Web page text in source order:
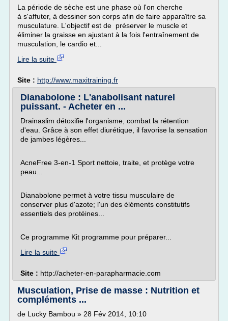
La période de sèche est une phase où l'on cherche
à s'affuter, à dessiner son corps afin de faire apparaître sa
musculature. L'objectif est de préserver le muscle et
éliminer la graisse en ajustant à la fois l'entraînement de
musculation, le cardio et...
Lire la suite
Site : http://www.maxitraining.fr
Dianabolone : L'anabolisant naturel
puissant. - Acheter en ...
Drainaslim détoxifie l'organisme, combat la rétention
d'eau. Grâce à son effet diurétique, il favorise la sensation
de jambes légères...
AcneFree 3-en-1 Sport nettoie, traite, et protège votre
peau...
Dianabolone permet à votre tissu musculaire de
conserver plus d'azote; l'un des éléments constitutifs
essentiels des protéines...
Ce programme Kit programme pour préparer...
Lire la suite
Site : http://acheter-en-parapharmacie.com
Musculation, Prise de masse : Nutrition et
compléments ...
de Lucky Bambou » 28 Fév 2014, 10:10